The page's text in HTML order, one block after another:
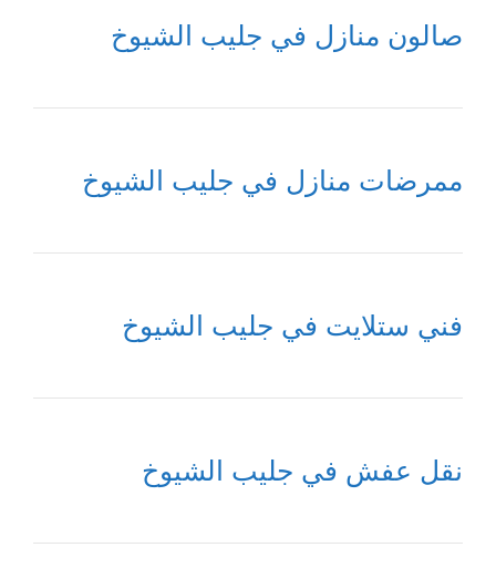
صالون منازل في جليب الشيوخ
ممرضات منازل في جليب الشيوخ
فني ستلايت في جليب الشيوخ
نقل عفش في جليب الشيوخ